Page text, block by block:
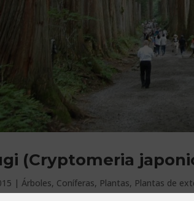
(Cryptomeria
| Árboles, Coníferas, Plantas, Plantas de